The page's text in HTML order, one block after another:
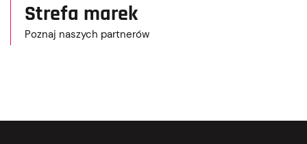
Strefa marek
Poznaj naszych partnerów